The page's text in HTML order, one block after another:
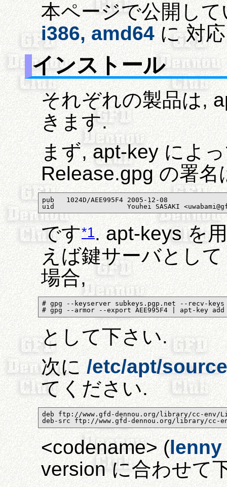
本ページで公開し
i386, amd64に 対
インストール
それぞれの製品は,
きます.
まず, apt-key によ
Release.gpg の署名
pub   1024D/AEE995F4 2005-12-08
uid                  Youhei SASAKI
です*1. apt-keys を
えば鍵サーバとし
場合,
# gpg --keyserver subkeys.pgp.net --recv-keys
# gpg --armor --export AEE995F4 | apt-key
として下さい.
次に/etc/apt/
てください.
deb ftp://www.gfd-dennou.org/library/cc-env/
deb-src ftp://www.gfd-dennou.org/library/cc-
<codename> (lenny
version に合わせて